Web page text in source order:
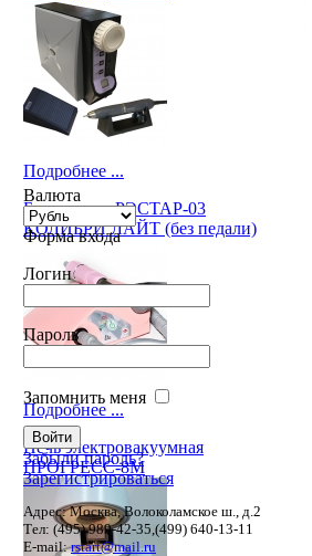
Подробнее ...
Бормашина РЭСТАР-03
КОЛИБРИ ЛАЙТ (без педали)
Подробнее ...
Печь электровакуумная
ПРОГРЕСС-8М
Валюта
Форма входа
Логин
Пароль
Запомнить меня
Забыли пароль?
Зарегистрироваться
Адрес: Москва, Волоколамское ш., д.2
Тел: (495) 989-42-35,(499) 640-13-11
E-mail:rstart@mail.ru